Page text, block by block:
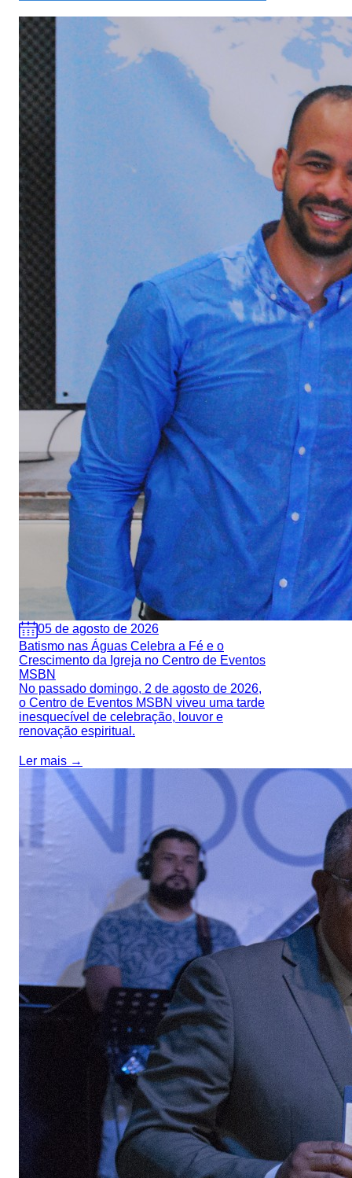
05 de agosto de 2026
Batismo nas Águas Celebra a Fé e o
Crescimento da Igreja no Centro de Eventos
MSBN
No passado domingo, 2 de agosto de 2026,
o Centro de Eventos MSBN viveu uma tarde
inesquecível de celebração, louvor e
renovação espiritual.
Ler mais →